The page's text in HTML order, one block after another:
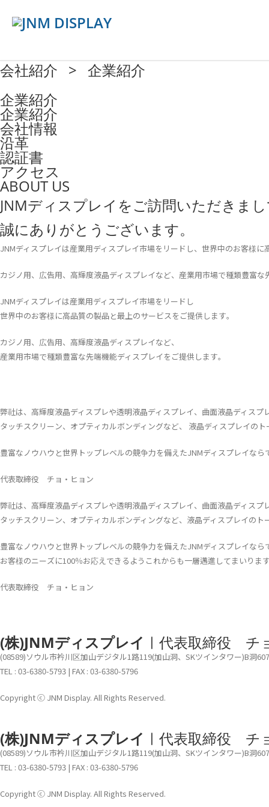
会社紹介 > 企業紹介
企業紹介
企業紹介
会社情報
沿革
認証書
アクセス
ABOUT US
JNMディスプレイをご訪問いただきま
誠にありがとうございます。
JNMディスプレイは産業用ディスプレイ市場をリードし、世界中のお客様
カジノ用、広告用、高輝度液晶ディスプレイなど、産業用市場で種類豊富
JNMディスプレイは産業用ディスプレイ市場をリードし
世界中のお客様に高品質の製品と最上のサービスをご提供します。
カジノ用、広告用、高輝度液晶ディスプレイなど、
産業用市場で種類豊富な先端機能ディスプレイをご提供します。
弊社は、高輝度液晶ディスプレや透明液晶ディスプレイ、曲面液晶ディス
タッチスクリーン、オプティカルボンディングなど、 液晶ディスプレイの
豊富なノウハウと世界トップレベルの競争力を備えたJNMディスプレイな
代表取締役 チョ・ヒョン
弊社は、高輝度液晶ディスプレや透明液晶ディスプレイ、曲面液晶ディス
タッチスクリーン、オプティカルボンディングなど、液晶ディスプレイの
豊富なノウハウと世界トップレベルの競争力を備えたJNMディスプレイなら
お客様のニーズに100％お応えできるようこれからも一層邁進してまいりま
代表取締役 チョ・ヒョン
(株)JNMディスプレイ ㅣ代表取締役 チ
(08589)ソウル市衿川区加山デジタル1路119(加山洞、SKツインタワー)B洞
TEL : 03-6380-5793 | FAX : 03-6380-5796
Copyright ⓒ JNM Display. All Rights Reserved.
(株)JNMディスプレイ ㅣ代表取締役 チ
(08589)ソウル市衿川区加山デジタル1路119(加山洞、SKツインタワー)B洞
TEL : 03-6380-5793 | FAX : 03-6380-5796
Copyright ⓒ JNM Display. All Rights Reserved.